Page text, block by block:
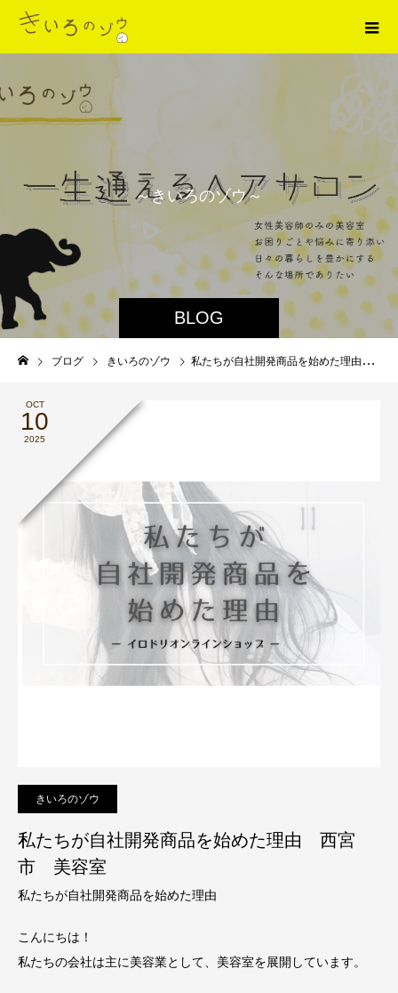
BLOG
～きいろのゾウ～
ブログ きいろのゾウ 私たちが自社開発商品を始めた理由 西宮市 美容室
OCT
10
2025
きいろのゾウ
私たちが自社開発商品を始めた理由 西宮
市 美容室
私たちが自社開発商品を始めた理由
こんにちは！
私たちの会社は主に美容業として、美容室を展開しています。